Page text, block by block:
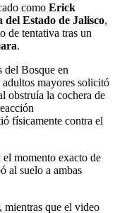
como Erick
del Estado de Jalisco,
de tentativa tras un
.
del Bosque en
mayores solicitó
obstruía la cochera de
físicamente contra el
el momento exacto de
al suelo a ambas
mientras que el video